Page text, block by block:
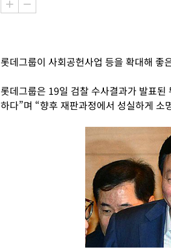
롯데그룹이 사회공헌사업 등을 확대해 좋
롯데그룹은 19일 검찰 수사결과가 발표
하다”며 “향후 재판과정에서 성실하게 소